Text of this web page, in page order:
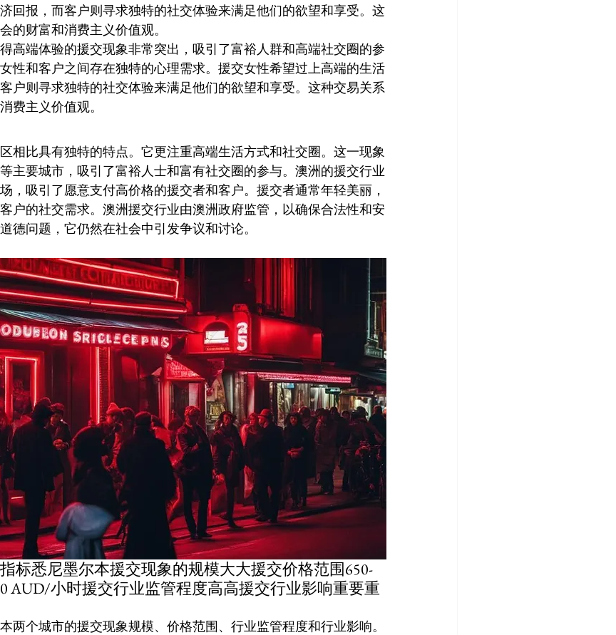
回报，而客户则寻求独特的社交体验来满足他们的欲望和享受。这
的财富和消费主义价值观。
高端体验的援交现象非常突出，吸引了富裕人群和高端社交圈的参
性和客户之间存在独特的心理需求。援交女性希望过上高端的生活
户则寻求独特的社交体验来满足他们的欲望和享受。这种交易关系
费主义价值观。
相比具有独特的特点。它更注重高端生活方式和社交圈。这一现象
主要城市，吸引了富裕人士和富有社交圈的参与。澳洲的援交行业
，吸引了愿意支付高价格的援交者和客户。援交者通常年轻美丽，
户的社交需求。澳洲援交行业由澳洲政府监管，以确保合法性和安
德问题，它仍然在社会中引发争议和讨论。
标悉尼墨尔本援交现象的规模大大援交价格范围650-
AUD/小时援交行业监管程度高高援交行业影响重要重
两个城市的援交现象规模、价格范围、行业监管程度和行业影响。